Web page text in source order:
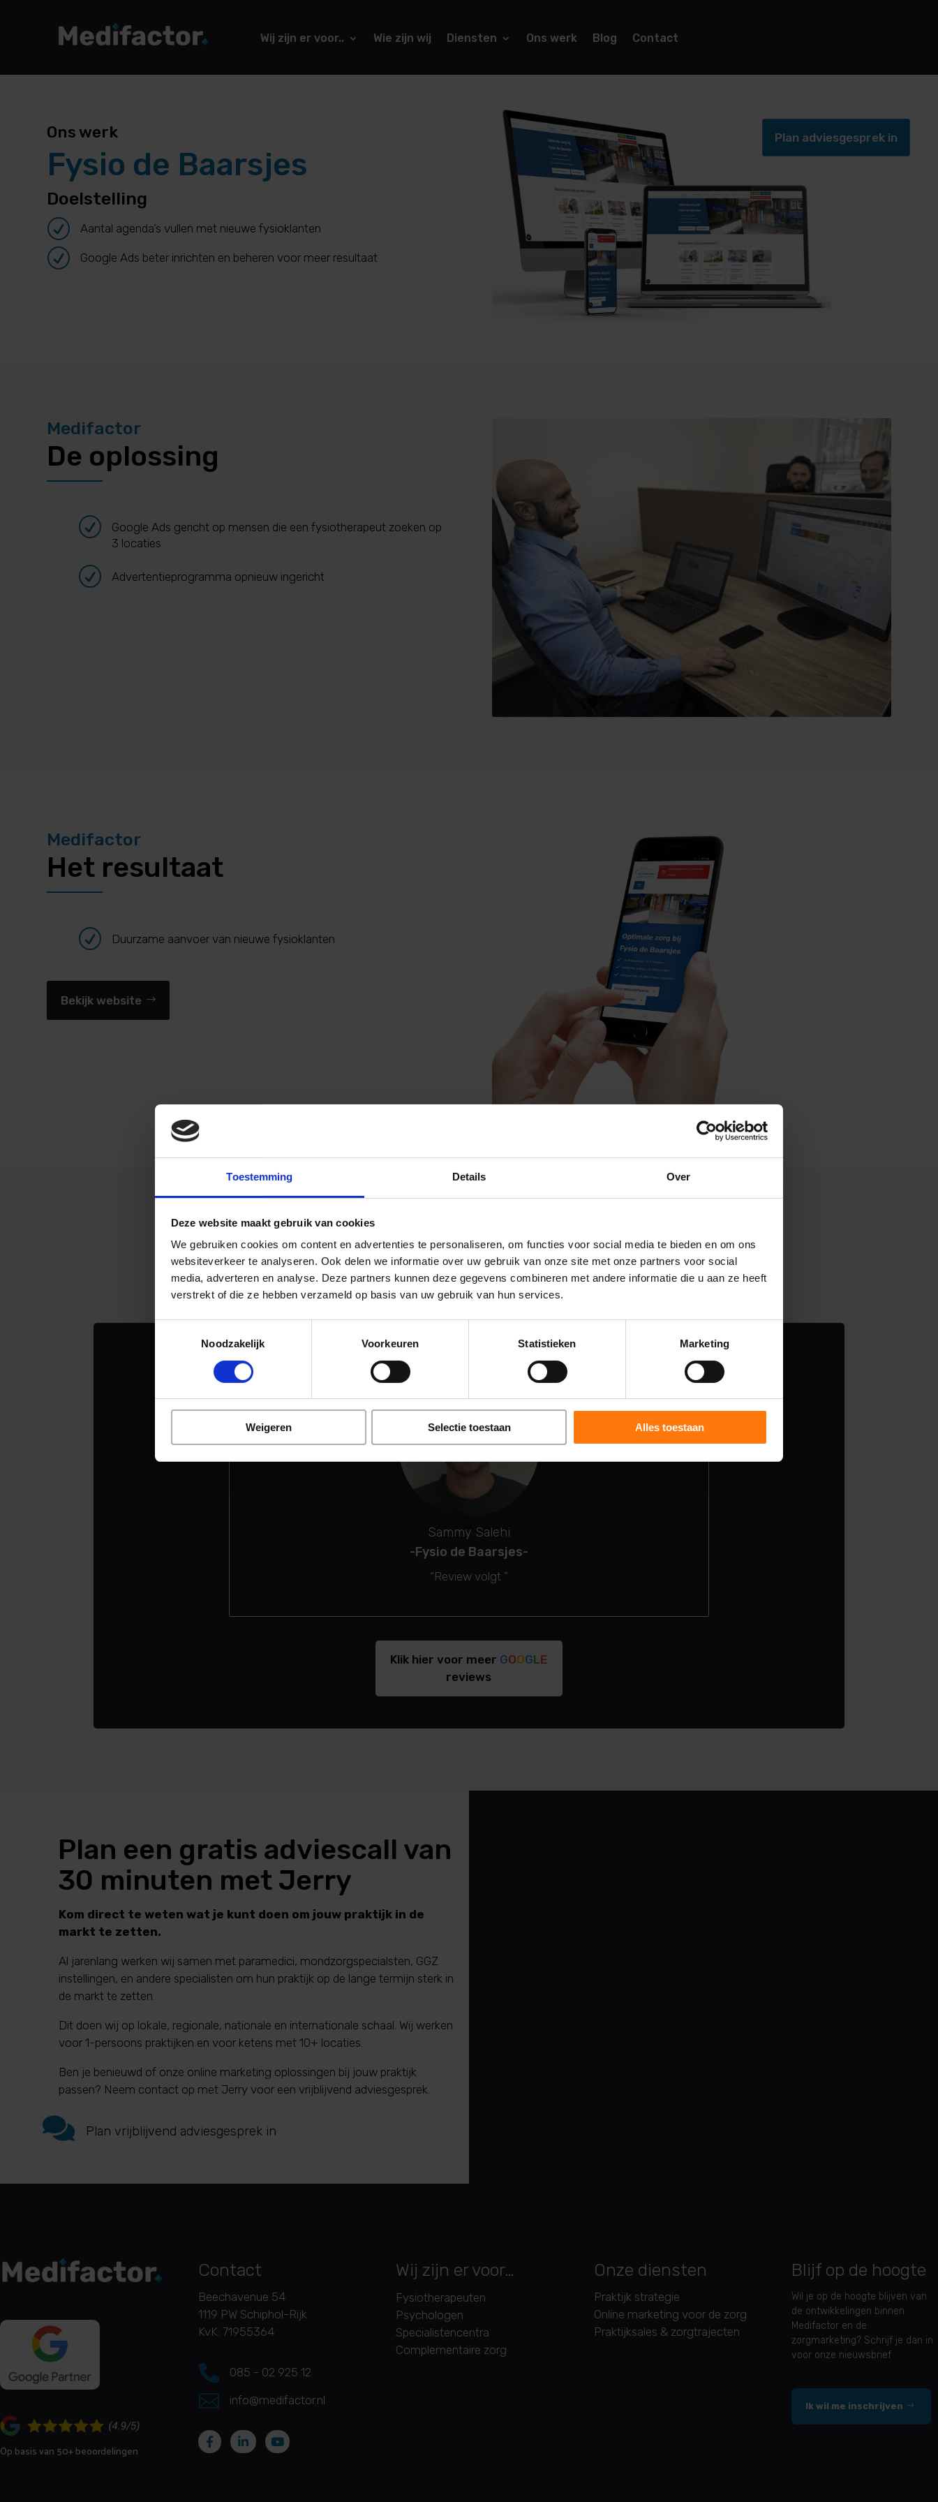
Toestemming Details Over
Deze website maakt gebruik van cookies
We gebruiken cookies om content en advertenties te personaliseren, om functies voor social media te bieden en om ons
websiteverkeer te analyseren. Ook delen we informatie over uw gebruik van onze site met onze partners voor social
media, adverteren en analyse. Deze partners kunnen deze gegevens combineren met andere informatie die u aan ze heeft
verstrekt of die ze hebben verzameld op basis van uw gebruik van hun services.
Noodzakelijk
Voorkeuren Statistieken Marketing
Weigeren Selectie toestaan Alles toestaan
Wij zijn er voor.. Wie zijn wij Diensten Ons werk Blog Contact
Plan adviesgesprek in
Ons werk
Fysio de Baarsjes
Doelstelling
R Aantal agenda’s vullen met nieuwe fysioklanten
R Google Ads beter inrichten en beheren voor meer resultaat
Medifactor
De oplossing
R
Google Ads gericht op mensen die een fysiotherapeut zoeken op
3 locaties
R Advertentieprogramma opnieuw ingericht
Medifactor
Het resultaat
R Duurzame aanvoer van nieuwe fysioklanten
Bekijk website
Medifactor
Wat vindt Fysio de Baarsjes
Sammy Salehi
-Fysio de Baarsjes-
“Review volgt ”
Klik hier voor meer GOOGLE
reviews
Plan een gratis adviescall van
30 minuten met Jerry
Kom direct te weten wat je kunt doen om jouw praktijk in de
markt te zetten.
Al jarenlang werken wij samen met paramedici, mondzorgspecialsten, GGZ
instellingen, en andere specialisten om hun praktijk op de lange termijn sterk in
de markt te zetten.
Dit doen wij op lokale, regionale, nationale en internationale schaal. Wij werken
voor 1-persoons praktijken en voor ketens met 10+ locaties.
Ben je benieuwd of onze online marketing oplossingen bij jouw praktijk
passen? Neem contact op met Jerry voor een vrijblijvend adviesgesprek.
 Plan vrijblijvend adviesgesprek in
Op basis van 50+ beoordelingen
Contact
Beechavenue 54
1119 PW Schiphol-Rijk
KvK: 71955364
 085 - 02 925 12
 info@medifactor.nl
Wij zijn er voor…
Fysiotherapeuten
Psychologen
Specialistencentra
Complementaire zorg
Onze diensten
Praktijk strategie
Online marketing voor de zorg
Praktijksales & zorgtrajecten
Blijf op de hoogte
Wil je op de hoogte blijven van
de ontwikkelingen binnen
Medifactor en de
zorgmarketing? Schrijf je dan in
voor onze nieuwsbrief
Ik wil me inschrijven